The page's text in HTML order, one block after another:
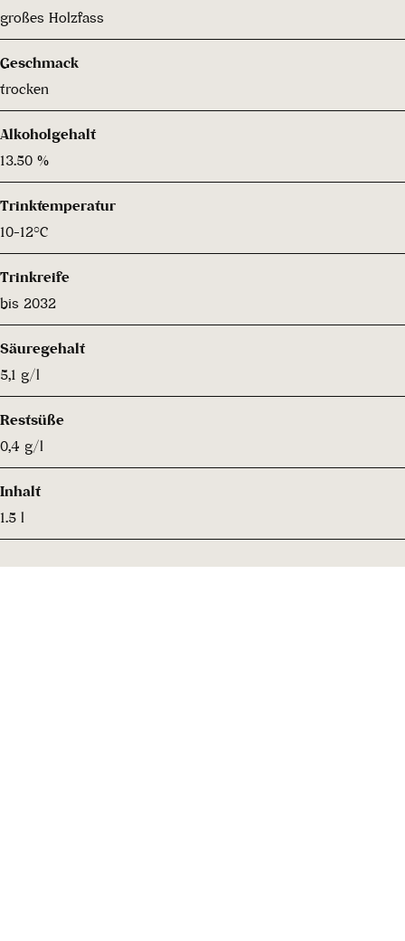
großes Holzfass
Geschmack
trocken
Alkoholgehalt
13.50 %
Trinktemperatur
10-12°C
Trinkreife
bis 2032
Säuregehalt
5,1 g/l
Restsüße
0,4 g/l
Inhalt
1.5 l